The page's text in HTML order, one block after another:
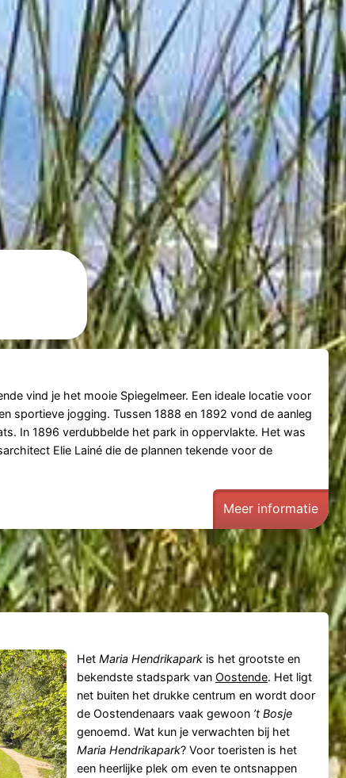
vind je het mooie Spiegelmeer. Een ideale locatie voor
sportieve jogging. Tussen 1888 en 1892 vond de aanleg
In 1896 verdubbelde het park in oppervlakte. Het was
Elie Lainé die de plannen tekende voor de
Meer informatie
Het Maria Hendrikaparkis het grootste en
bekendste stadspark van Oostende. Het ligt
net buiten het drukke centrum en wordt door
de Oostendenaars vaak gewoon ’t Bosje
genoemd. Wat kun je verwachten bij het
Maria Hendrikapark? Voor toeristen is het
een heerlijke plek om even te ontsnappen